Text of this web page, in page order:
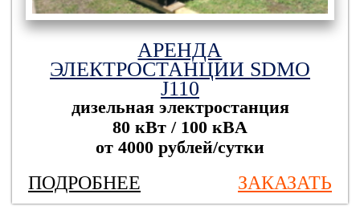
АРЕНДА
ЭЛЕКТРОСТАНЦИИ SDMO
J110
дизельная электростанция
80 кВт / 100 кBА
от 4000 рублей/сутки
ПОДРОБНЕЕ ЗАКАЗАТЬ